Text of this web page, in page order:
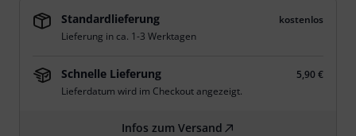
Standardlieferung
kostenlos
Lieferung in ca. 1-3 Werktagen
Schnelle Lieferung
5,90 €
Lieferdatum wird im Checkout angezeigt.
Infos zum Versand